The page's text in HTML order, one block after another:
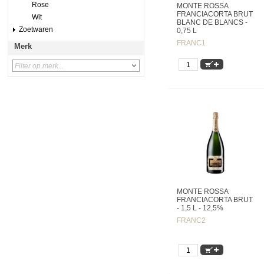
Rose
Wit
Zoetwaren
Merk
MONTE ROSSA
FRANCIACORTA BRUT
BLANC DE BLANCS -
0,75 L
FRANC1
MONTE ROSSA
FRANCIACORTA BRUT
- 1,5 L - 12,5%
FRANC2